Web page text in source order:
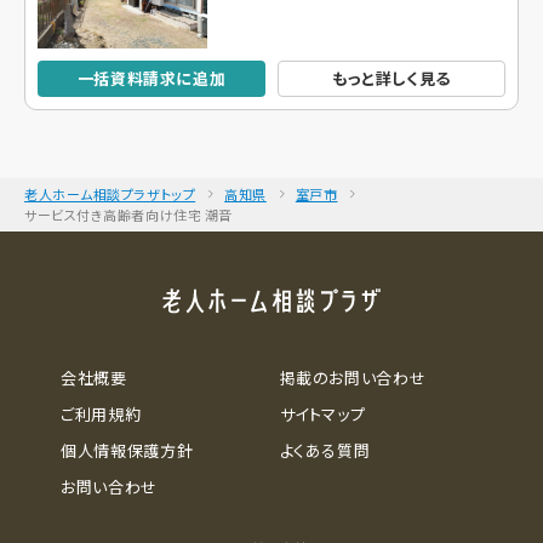
一括資料請求に追加 もっと詳しく見る
老人ホーム相談プラザトップ 高知県
室戸市
サービス付き高齢者向け住宅 潮音
会社概要
ご利用規約
個人情報保護方針
お問い合わせ
掲載のお問い合わせ
サイトマップ
よくある質問